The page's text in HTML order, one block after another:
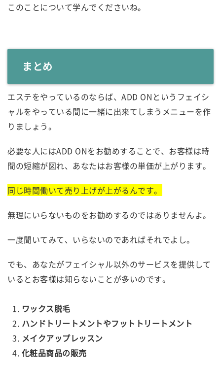
このことについて学んでくださいね。
まとめ
エステをやっているのならば、ADD ONというフェイシ
ャルをやっている間に一緒に出来てしまうメニューを作
りましょう。
必要な人にはADD ONをお勧めすることで、お客様は時
間の短縮が図れ、あなたはお客様の単価が上がります。
同じ時間働いて売り上げが上がるんです。
無理にいらないものをお勧めするのではありませんよ。
一度聞いてみて、いらないのであればそれでよし。
でも、あなたがフェイシャル以外のサービスを提供して
いるとお客様は知らないことが多いのです。
ワックス脱毛
ハンドトリートメントやフットトリートメント
メイクアップレッスン
化粧品商品の販売